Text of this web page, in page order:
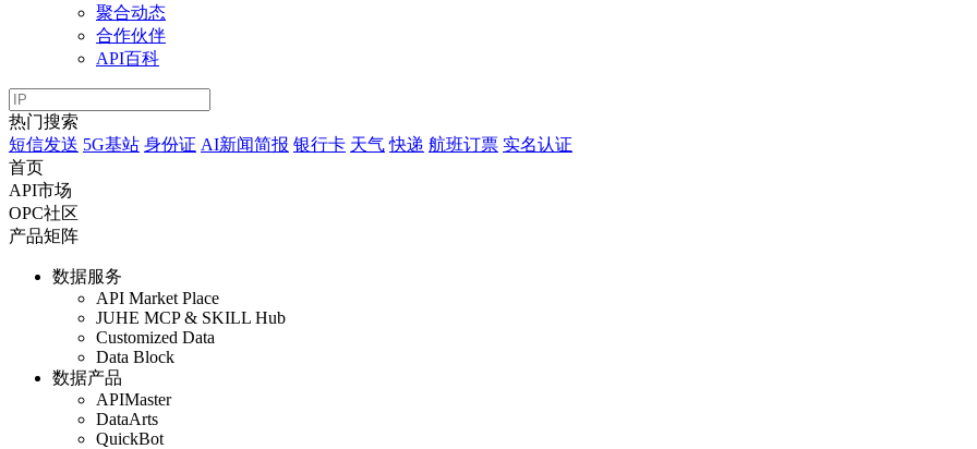
聚合动态
合作伙伴
API百科
热门搜索
短信发送 5G基站 身份证 AI新闻简报 银行卡 天气 快递 航班订票 实名认证
首页
API市场
OPC社区
产品矩阵
数据服务
API Market Place
JUHE MCP & SKILL Hub
Customized Data
Data Block
数据产品
APIMaster
DataArts
QuickBot